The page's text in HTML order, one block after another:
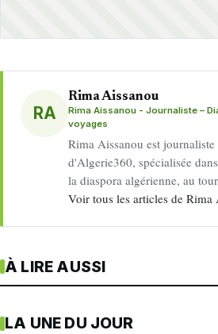
RA
Rima Aissanou
Rima Aissanou - Journaliste –
voyages
Rima Aissanou est
d'Algerie360, spécialisée
la diaspora algérienne, au
Voir tous les articles de
À LIRE AUSSI
LA UNE DU JOUR